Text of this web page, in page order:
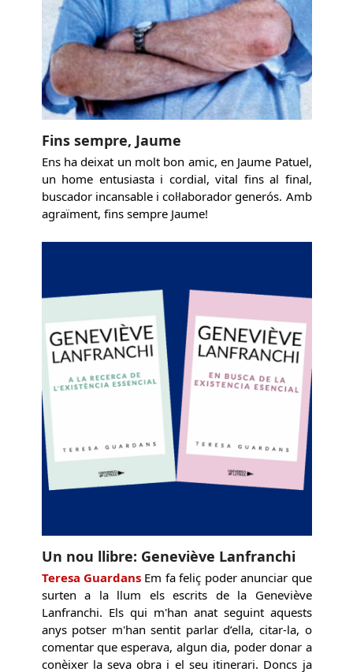
Fins sempre, Jaume
Ens ha deixat un molt bon amic, en Jaume Patuel,
un home entusiasta i cordial, vital fins al final,
buscador incansable i col·laborador generós. Amb
agraïment, fins sempre Jaume!
Un nou llibre: Geneviève Lanfranchi
Teresa GuardansEm fa feliç poder anunciar que
surten a la llum els escrits de la Geneviève
Lanfranchi. Els qui m'han anat seguint aquests
anys potser m'han sentit parlar d’ella, citar-la, o
comentar que esperava, algun dia, poder donar a
conèixer la seva obra i el seu itinerari. Doncs ja